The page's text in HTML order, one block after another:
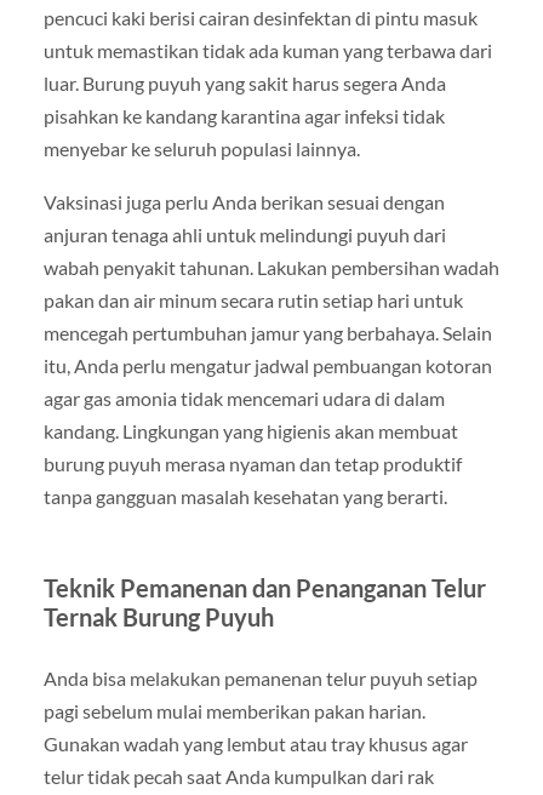
pencuci kaki berisi cairan desinfektan di pintu masuk
untuk memastikan tidak ada kuman yang terbawa dari
luar. Burung puyuh yang sakit harus segera Anda
pisahkan ke kandang karantina agar infeksi tidak
menyebar ke seluruh populasi lainnya.
Vaksinasi juga perlu Anda berikan sesuai dengan
anjuran tenaga ahli untuk melindungi puyuh dari
wabah penyakit tahunan. Lakukan pembersihan wadah
pakan dan air minum secara rutin setiap hari untuk
mencegah pertumbuhan jamur yang berbahaya. Selain
itu, Anda perlu mengatur jadwal pembuangan kotoran
agar gas amonia tidak mencemari udara di dalam
kandang. Lingkungan yang higienis akan membuat
burung puyuh merasa nyaman dan tetap produktif
tanpa gangguan masalah kesehatan yang berarti.
Teknik Pemanenan dan Penanganan Telur
Ternak Burung Puyuh
Anda bisa melakukan pemanenan telur puyuh setiap
pagi sebelum mulai memberikan pakan harian.
Gunakan wadah yang lembut atau tray khusus agar
telur tidak pecah saat Anda kumpulkan dari rak